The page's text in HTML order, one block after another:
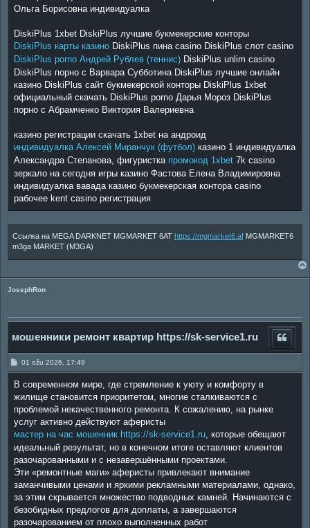
Ольга Борисовна индивидуалка
DiskiPlus 1xbet DiskiPlus лучшие букмекерские конторы
DiskiPlus карты казино DiskiPlus пина casino DiskiPlus слот casino
DiskiPlus porno Андрей Рублев (теннис) DiskiPlus unlim casino
DiskiPlus порно с Варвара Субботина DiskiPlus лучшие онлайн
казино DiskiPlus сайт букмекерской конторы DiskiPlus 1xbet
официальный скачать DiskiPlus porno Дарья Мороз DiskiPlus
порно с Абрамченко Виктория Валериевна
казино регистрации скачать 1xbet на андроид
индивидуалка Алексей Миранчук (футбол) казино 1 индивидуалка
Александра Степанова, фигуристка промокод 1xbet 7k casino
зеркало на сегодня игры казино Фастова Елена Владимировна
индивидуалка вавада казино букмекерская контора casino
рабочее kent casino регистрация
Ссылка на MEGA DARKNET MGMARKET 6AT https://mgmarket6.afMGMARKET6
m3ga MARKET (M3GA)
JosephRon
мошенники ремонт квартир https://sk-service1.ru
P
t
01 ožu 2026, 17:49
В современном мире, где стремление к уюту и комфорту в
жилище становится приоритетом, многие сталкиваются с
проблемой некачественного ремонта. К сожалению, на рынке
услуг активно действуют аферисты
мастер на час мошенник https://sk-service1.ru , которые обещают
идеальный результат, но в конечном итоге оставляют клиентов
разочарованными и с незавершёнными проектами.
Эти «ремонтные маги» аферисты привлекают внимание
заманчивыми ценами и яркими рекламными материалами, однако,
за этим скрывается множество подводных камней. Начинаются с
безобидных предлогов для доплаты, а завершаются
разочарованием от плохо выполненных работ